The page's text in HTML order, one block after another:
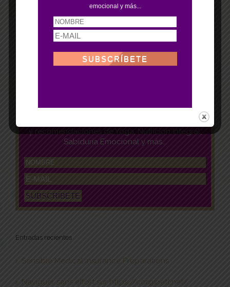
Tips, consejos
y recomendaciones de Yoga, Nutrición Integral,
Sabiduría Emocional y más...
Entradas recientes
Sensible Medical insurance Preparations
Naviguer sans effort sur https://corgibett.net/
emocional y más...